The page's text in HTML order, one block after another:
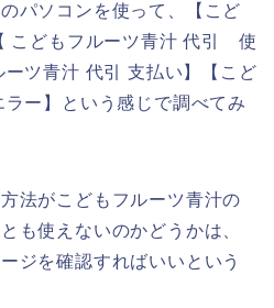
パソコンを使って、【こど
こどもフルーツ青汁 代引 使
ツ青汁 代引 支払い】【こど
ー】という感じで調べてみ
法がこどもフルーツ青汁の
も使えないのかどうかは、
ジを確認すればいいという